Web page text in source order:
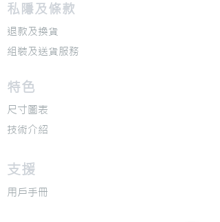
私隱及條款
退款及換貨
​組裝及送貨服務
​特色
​尺寸圖表
​技術介紹
​支援
​用戶手冊